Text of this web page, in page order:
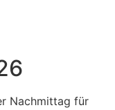
Nachmittag für